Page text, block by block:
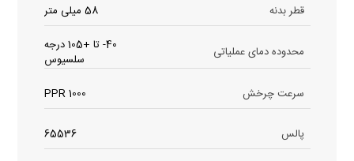
قطر بدنه 58 میلی متر
محدوده دمای عملیاتی
40- تا +105 درجه
سلسیوس
سرعت چرخش
1000 PPR
پالس 65536